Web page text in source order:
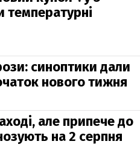
температурні
синоптики дали
нового тижня
але припече до
на 2 серпня